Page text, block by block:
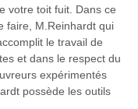
votre toit fuit. Dans ce
faire, M.Reinhardt qui
le travail de
et dans le respect du
expérimentés
possède les outils